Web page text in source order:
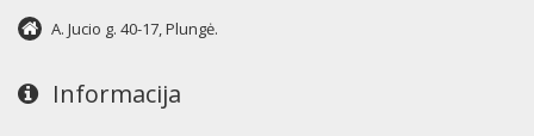
A. Jucio g. 40-17, Plungė.
Informacija